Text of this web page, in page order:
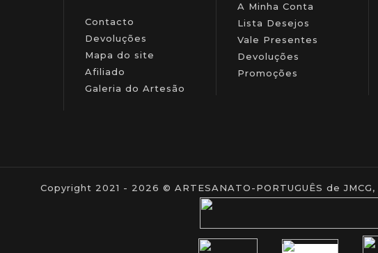
Contacto
Devoluções
Mapa do site
Afiliado
Galeria do Artesão
A Minha Conta
Lista Desejos
Vale Presentes
Devoluções
Promoções
Copyright 2021 - 2026 © ARTESANATO-PORTUGUÊS de